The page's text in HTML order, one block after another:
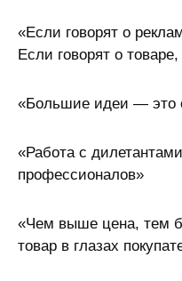
«Если говорят о
Если говорят о
«Большие идеи — это
«Работа с
профессионалов»
«Чем выше цена, тем
товар в глазах